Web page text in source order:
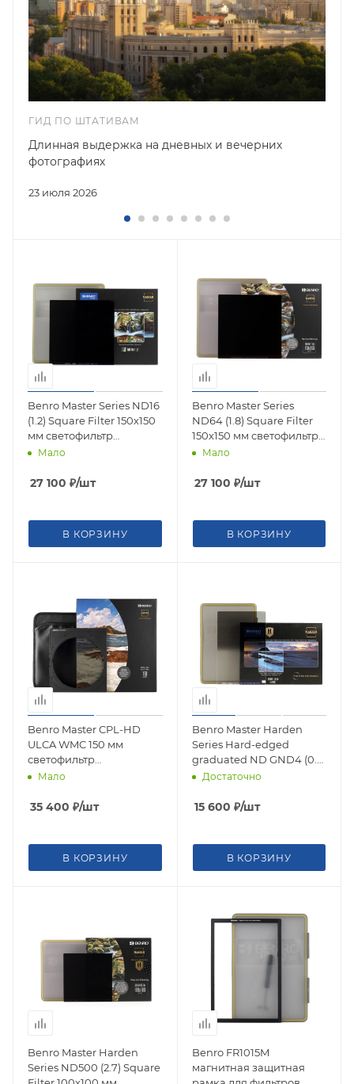
ГИД ПО ШТАТИВАМ
23 июля 2026
Длинная выдержка на дневных и вечерних
фотографиях
Benro Master Series ND16
(1.2) Square Filter 150х150
мм светофильтр
нейтрально-серый
Мало
27 100 ₽/шт
В КОРЗИНУ
Benro Master Series
ND64 (1.8) Square Filter
150х150 мм светофильтр
нейтрально-серый
Мало
27 100 ₽/шт
В КОРЗИНУ
Benro Master CPL-HD
ULCA WMC 150 мм
светофильтр
поляризационный для
Мало
35 400 ₽/шт
В КОРЗИНУ
Benro Master Harden
Series Hard-edged
graduated ND GND4 (0.6)
светофильтр
Достаточно
15 600 ₽/шт
В КОРЗИНУ
Benro Master Harden
Series ND500 (2.7) Square
Benro FR1015M
магнитная защитная